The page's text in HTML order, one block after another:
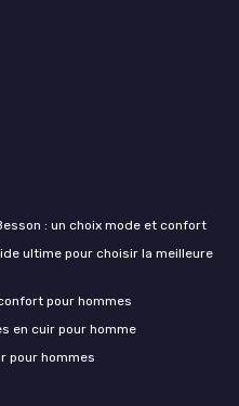
: un choix mode et confort
ultime pour choisir la meilleure
pour hommes
en cuir pour homme
pour hommes